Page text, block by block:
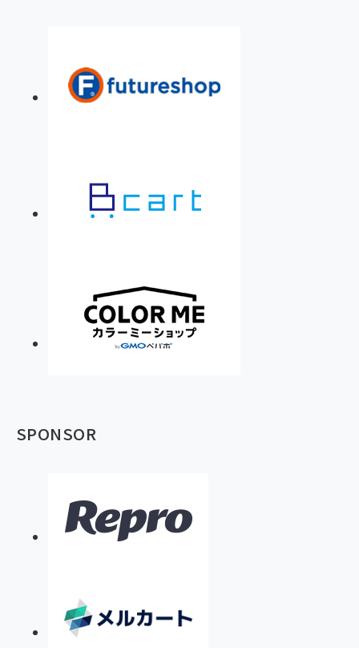
SPONSOR